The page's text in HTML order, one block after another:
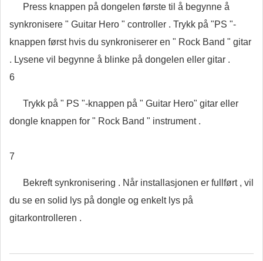
Press knappen på dongelen første til å begynne å
synkronisere " Guitar Hero " controller . Trykk på "PS "-
knappen først hvis du synkroniserer en " Rock Band " gitar
. Lysene vil begynne å blinke på dongelen eller gitar .
6
Trykk på " PS "-knappen på " Guitar Hero" gitar eller
dongle knappen for " Rock Band " instrument .
7
Bekreft synkronisering . Når installasjonen er fullført , vil
du se en solid lys på dongle og enkelt lys på
gitarkontrolleren .